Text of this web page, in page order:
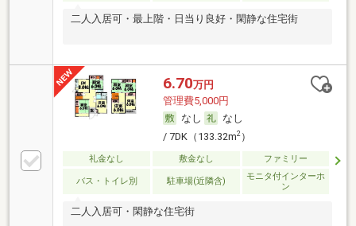
二人入居可・最上階・日当り良好・閑静な住宅街
6.70万円
管理費5,000円
なし
なし
/ 7DK（133.32m2）
礼金なし 敷金なし ファミリー
バス・トイレ別 駐車場(近隣含)
モニタ付インターホ
ン
二人入居可・閑静な住宅街